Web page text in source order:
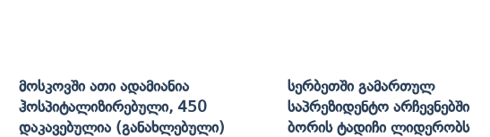
Მოსკოვში Ათი Ადამიანია
Ჰოსპიტალიზირებული, 450
Დაკავებულია (განახლებული)
Სერბეთში Გამართულ
Საპრეზიდენტო Არჩევნებში
Ბორის Ტადიჩი Ლიდერობს